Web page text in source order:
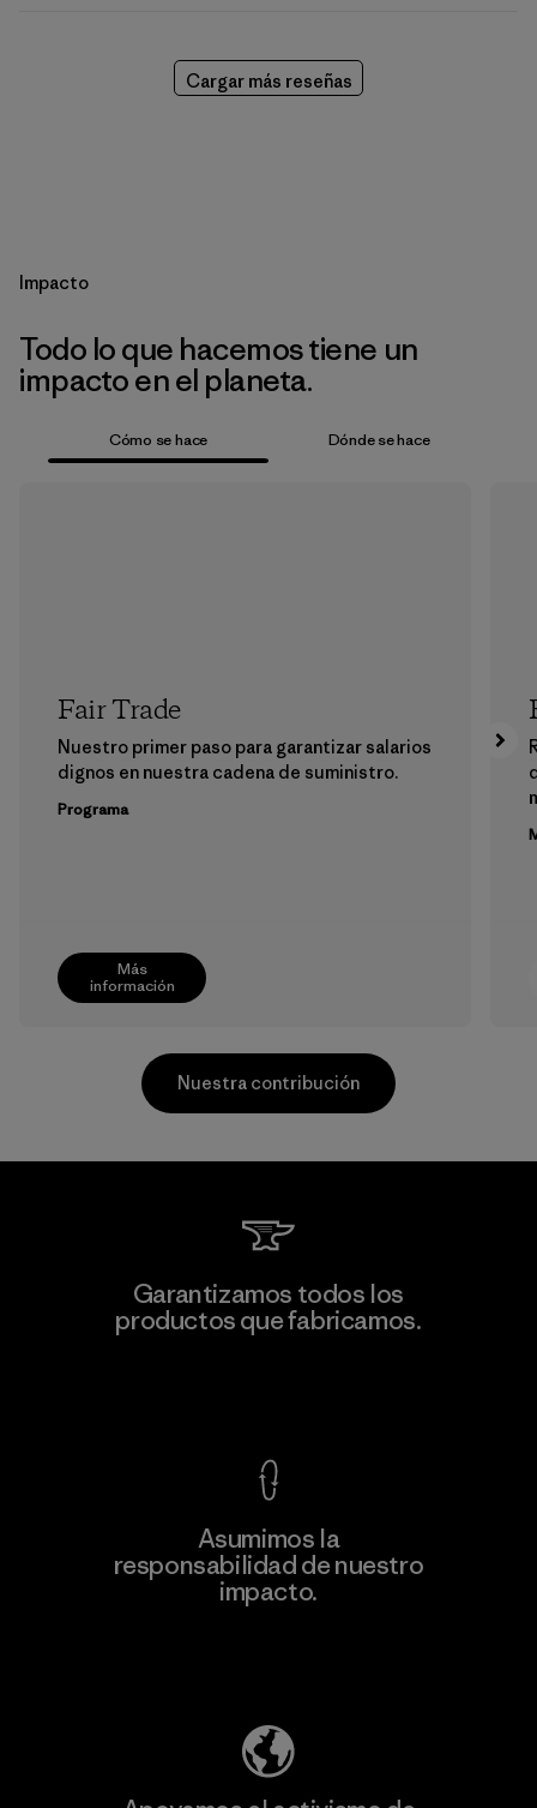
Cargar más reseñas
Impacto
Todo lo que hacemos tiene un
impacto en el planeta.
Cómo se hace Dónde se hace
Más
información
Fair Trade
Nuestro primer paso para garantizar salarios
dignos en nuestra cadena de suministro.
Programa
información
Supertex S.A.
Nuestra contribución
Garantizamos todos los
productos que fabricamos.
Asumimos la
responsabilidad de nuestro
impacto.